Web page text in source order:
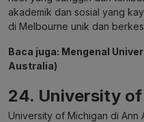
akademik dan sosial yang
di Melbourne unik dan
Baca juga: Mengenal
Australia)
24. University
University of Michigan di Ann